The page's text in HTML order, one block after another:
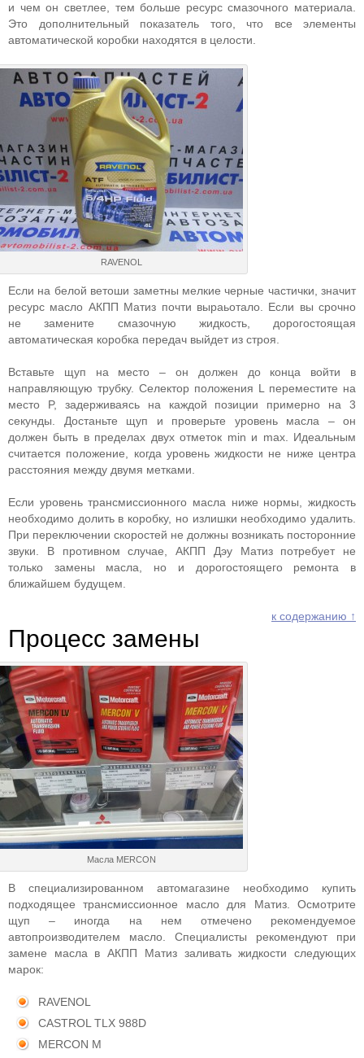
и чем он светлее, тем больше ресурс смазочного материала.
Это дополнительный показатель того, что все элементы
автоматической коробки находятся в целости.
RAVENOL
Если на белой ветоши заметны мелкие черные частички, значит
ресурс масло АКПП Матиз почти выраьотало. Если вы срочно
не замените смазочную жидкость, дорогостоящая
автоматическая коробка передач выйдет из строя.
Вставьте щуп на место – он должен до конца войти в
направляющую трубку. Селектор положения L переместите на
место P, задерживаясь на каждой позиции примерно на 3
секунды. Достаньте щуп и проверьте уровень масла – он
должен быть в пределах двух отметок min и max. Идеальным
считается положение, когда уровень жидкости не ниже центра
расстояния между двумя метками.
Если уровень трансмиссионного масла ниже нормы, жидкость
необходимо долить в коробку, но излишки необходимо удалить.
При переключении скоростей не должны возникать посторонние
звуки. В противном случае, АКПП Дэу Матиз потребует не
только замены масла, но и дорогостоящего ремонта в
ближайшем будущем.
к содержанию ↑
Процесс замены
Масла MERCON
В специализированном автомагазине необходимо купить
подходящее трансмиссионное масло для Матиз. Осмотрите
щуп – иногда на нем отмечено рекомендуемое
автопроизводителем масло. Специалисты рекомендуют при
замене масла в АКПП Матиз заливать жидкости следующих
марок:
RAVENOL
CASTROL TLX 988D
MERCON M